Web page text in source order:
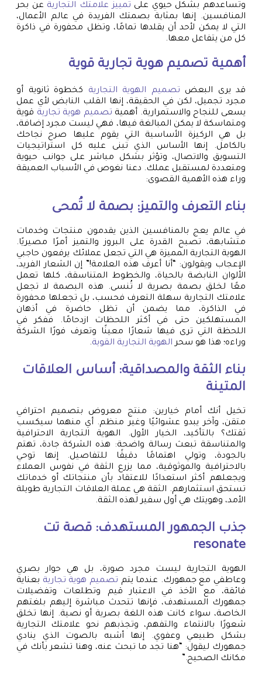
وتساعدهم بشكل حيوي على تمييز علامتك التجارية عن بحر
المنافسين. إنها بمثابة بصمتك الفريدة في عالم الأعمال،
التي لا يمكن لأحد أن يقلدها تمامًا، وتظل محفورة في ذاكرة
كل من يتفاعل معها.
أهمية تصميم هوية تجارية قوية
قد يرى البعض تصميم الهوية التجارية كخطوة ثانوية أو
مجرد تجميل، لكن في الحقيقة، إنها القلب النابض لأي عمل
يسعى للنجاح والاستمرارية. أهمية تصميم هوية تجارية قوية
ومتماسكة لا يمكن المبالغة فيها، فهي ليست مجرد إضافة،
بل هي الركيزة الأساسية التي يقوم عليها صرح نجاحك
بالكامل. إنها الأساس الذي تبنى عليه كل استراتيجيات
التسويق والاتصال، وتؤثر بشكل مباشر على جوانب حيوية
ومتعددة لمستقبل عملك. دعنا نغوص في الأسباب العميقة
وراء هذه الأهمية القصوى:
بناء التعرف والتميز: بصمة لا تُمحى
في عالم يعج بالمنافسين الذين يقدمون منتجات وخدمات
متشابهة، تصبح القدرة على البروز والتميز أمرًا مصيريًا.
الهوية التجارية المميزة هي التي تجعل عملائك يرفعون حاجبي
الإعجاب ويقولون: “أنا أعرف هذه العلامة!” إن الشعار الفريد،
الألوان النابضة بالحياة، والخطوط المتناسقة، كلها تعمل
معًا لخلق بصمة بصرية لا تُنسى. هذه البصمة لا تجعل
علامتك التجارية سهلة التعرف فحسب، بل تجعلها محفورة
في الذاكرة، مما يضمن أن تظل حاضرة في أذهان
المستهلكين حتى في أكثر اللحظات ازدحامًا. ففكر في
اللحظة التي ترى فيها شعارًا معينًا وتعرف فورًا الشركة
وراءه؛ هذا هو سحر الهوية التجارية القوية.
بناء الثقة والمصداقية: أساس العلاقات
المتينة
تخيل أنك أمام خيارين: منتج معروض بتصميم احترافي
متقن، وآخر يبدو عشوائيًا وغير منظم. أي منهما سيكسب
ثقتك؟ بالتأكيد، الخيار الأول. الهوية التجارية الاحترافية
والمتناسقة تبعث رسالة واضحة: هذه الشركة جادة، تهتم
بالجودة، وتولي اهتمامًا دقيقًا للتفاصيل. إنها توحي
بالاحترافية والموثوقية، مما يزرع الثقة في نفوس العملاء
ويجعلهم أكثر استعدادًا للاعتقاد بأن منتجاتك أو خدماتك
تستحق استثمارهم. الثقة هي عملة العلاقات التجارية طويلة
الأمد، وهويتك هي أول سفير لهذه الثقة.
جذب الجمهور المستهدف: قصة تت
resonate
الهوية التجارية ليست مجرد صورة، بل هي حوار بصري
وعاطفي مع جمهورك. عندما يتم تصميم هوية تجارية بعناية
فائقة، مع الأخذ في الاعتبار قيم وتطلعات وتفضيلات
جمهورك المستهدف، فإنها تتحدث مباشرة إليهم بلغتهم
الخاصة، سواء كانت هذه اللغة بصرية أو نصية. إنها تخلق
شعورًا بالانتماء والتفهم، وتجذبهم نحو علامتك التجارية
بشكل طبيعي وعفوي. إنها أشبه بالصوت الذي ينادي
جمهورك ليقول: “هنا تجد ما تبحث عنه، وهنا تشعر بأنك في
مكانك الصحيح.”